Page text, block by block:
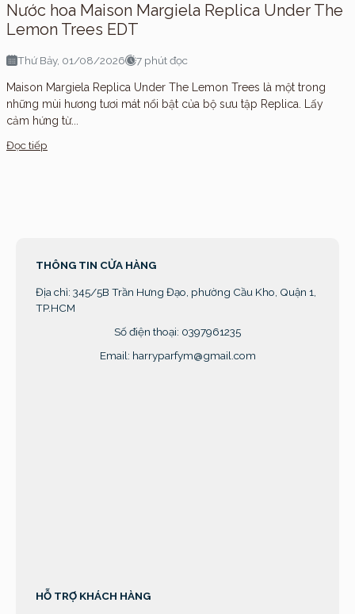
Nước hoa Maison Margiela Replica Under The
Lemon Trees EDT
Thứ Bảy, 01/08/2026 7 phút đọc
Maison Margiela Replica Under The Lemon Trees là một trong
những mùi hương tươi mát nổi bật của bộ sưu tập Replica. Lấy
cảm hứng từ...
Đọc tiếp
THÔNG TIN CỬA HÀNG
Địa chỉ: 345/5B Trần Hưng Đạo, phường Cầu Kho, Quận 1,
TP.HCM
Số điện thoại: 0397961235
Email: harryparfym@gmail.com
HỖ TRỢ KHÁCH HÀNG